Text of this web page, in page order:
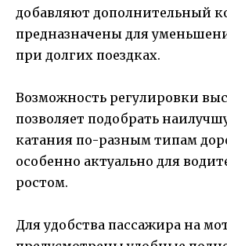
добавляют дополнительный
предназначены для
при долгих поездках.
Возможность регулировки
позволяет подобрать
катания по-разным типам
особенно актуально для
ростом.
Для удобства пассажира на